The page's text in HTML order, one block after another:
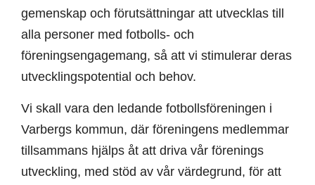
gemenskap och förutsättningar att utvecklas till
alla personer med fotbolls- och
föreningsengagemang, så att vi stimulerar deras
utvecklingspotential och behov.
Vi skall vara den ledande fotbollsföreningen i
Varbergs kommun, där föreningens medlemmar
tillsammans hjälps åt att driva vår förenings
utveckling, med stöd av vår värdegrund, för att